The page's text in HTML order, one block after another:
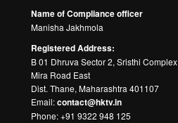
Name of Compliance officer
Manisha Jakhmola
Registered Address:
B 01 Dhruva Sector 2, Sristhi Complex
Mira Road East
Dist. Thane, Maharashtra 401107
Email:contact@hktv.in
Phone: +91 9322 948 125